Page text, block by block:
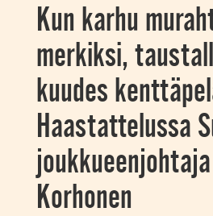
Kun karhu
merkiksi,
kuudes
Haastattelussa
Korhonen